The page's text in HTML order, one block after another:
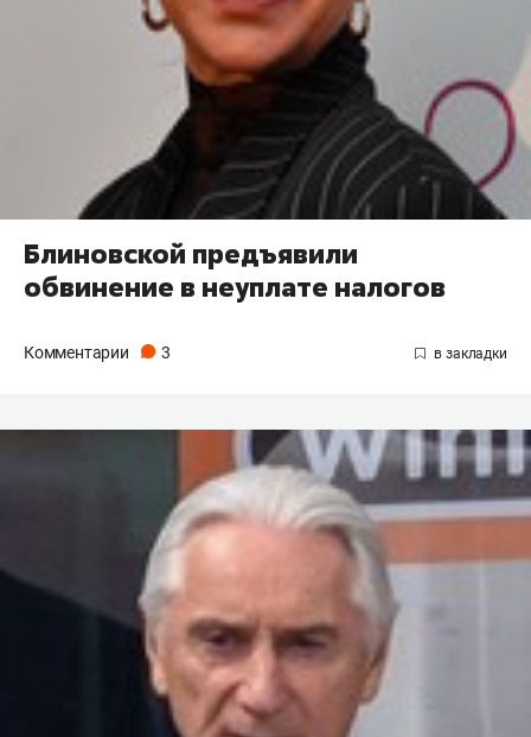
Блиновской предъявили
обвинение в неуплате налогов
Комментарии 3